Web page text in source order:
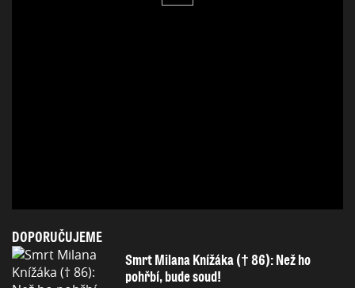
DOPORUČUJEME
Smrt Milana Knížáka († 86): Než ho
pohřbí, bude soud!